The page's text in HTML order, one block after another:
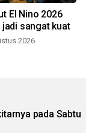
El Nino 2026
sangat kuat
2026
pada Sabtu